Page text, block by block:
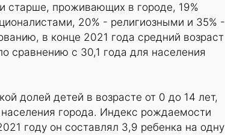
старше, проживающих в городе, 19%
20% - религиозными и 35% -
в конце 2021 года средний возраст
сравнению с 30,1 года для населения
долей детей в возрасте от 0 до 14 лет,
города. Индекс рождаемости
году он составлял 3,9 ребенка на одну